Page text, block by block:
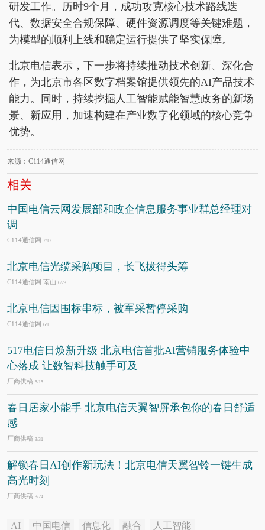
研发工作。历时9个月，成功攻克核心技术路线迭
代、数据安全合规保障、硬件资源调度等关键难题，
为模型的顺利上线和稳定运行提供了坚实保障。
北京电信表示，下一步将持续推动技术创新、深化合
作，为北京市各区数字档案馆提供领先的AI产品技术
能力。同时，持续挖掘人工智能赋能智慧政务的新场
景、新应用，加速构建在产业数字化领域的核心竞争
优势。
来源：C114通信网
相关
中国电信云网发展部和政企信息服务事业群总经理对
调
C114通信网 7/17
北京电信光缆采购项目，长飞拔得头筹
C114通信网 南山 6/23
北京电信因围标串标，被军采暂停采购
C114通信网 6/1
517电信日焕新升级 北京电信首批AI营销服务体验中
心落成 让数智科技触手可及
厂商供稿 5/15
春日居家小能手 北京电信天翼智屏承包你的春日舒适
感
厂商供稿 3/31
解锁春日AI创作新玩法！北京电信天翼智铃一键生成
高光时刻
厂商供稿 3/24
AI 中国电信 信息化 融合 人工智能